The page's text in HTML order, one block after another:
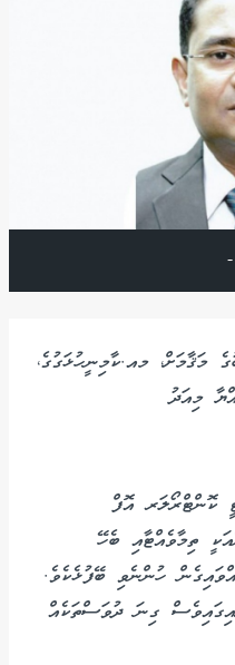
މއ.ކާމިނީހުޅަގުގެ،
މިއަދު
ކޮންޓްރޯލަރ އޮފް
ތިމާވެއްޓާއި ބެހޭ
ހުންނެވި ބޭފުޅެކެވެ.
ގިނަ ދުވަސްތަކެއް